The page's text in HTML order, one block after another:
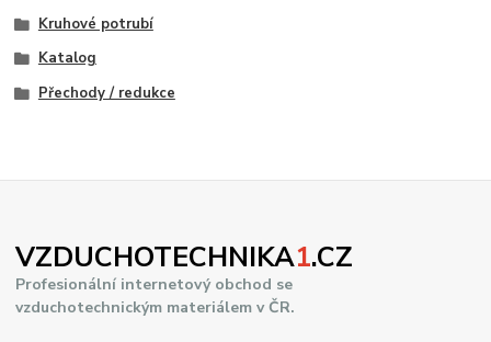
Kruhové potrubí
Katalog
Přechody / redukce
VZDUCHOTECHNIKA1.CZ
Profesionální internetový obchod se
vzduchotechnickým materiálem v ČR.